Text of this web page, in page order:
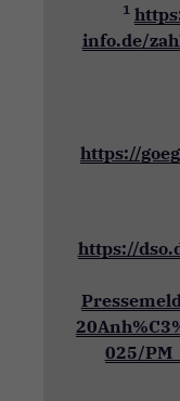
1
info.de/
https://
https://
025/